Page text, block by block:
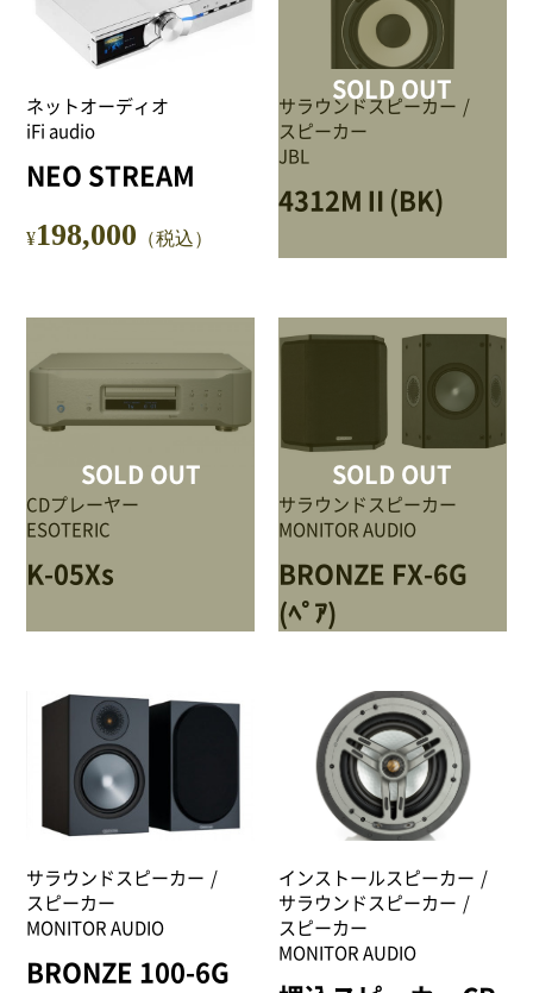
ネットオーディオ
iFi audio
NEO STREAM
¥198,000 （税込）
サラウンドスピーカー
スピーカー
JBL
4312MⅡ(BK)
SOLD OUT
CDプレーヤー
ESOTERIC
K-05Xs
SOLD OUT
サラウンドスピーカー
MONITOR AUDIO
BRONZE FX-6G
(ﾍﾟｱ)
SOLD OUT
サラウンドスピーカー
スピーカー
MONITOR AUDIO
BRONZE 100-6G
インストールスピーカー
サラウンドスピーカー
スピーカー
MONITOR AUDIO